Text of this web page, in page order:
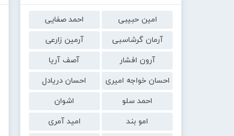
امین حبیبی
احمد صفایی
آرمان گرشاسبی
آرمین زارعی
آرون افشار
آصف آریا
احسان خواجه امیری
احسان دریادل
احمد سلو
اشوان
امو بند
امید آمری